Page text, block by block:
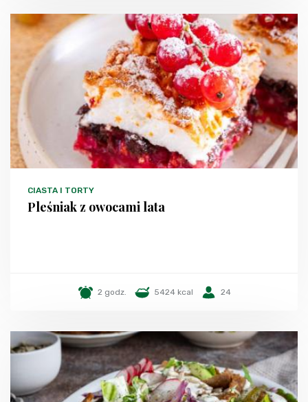
CIASTA I TORTY
Pleśniak z owocami lata
2 godz. 5424 kcal 24